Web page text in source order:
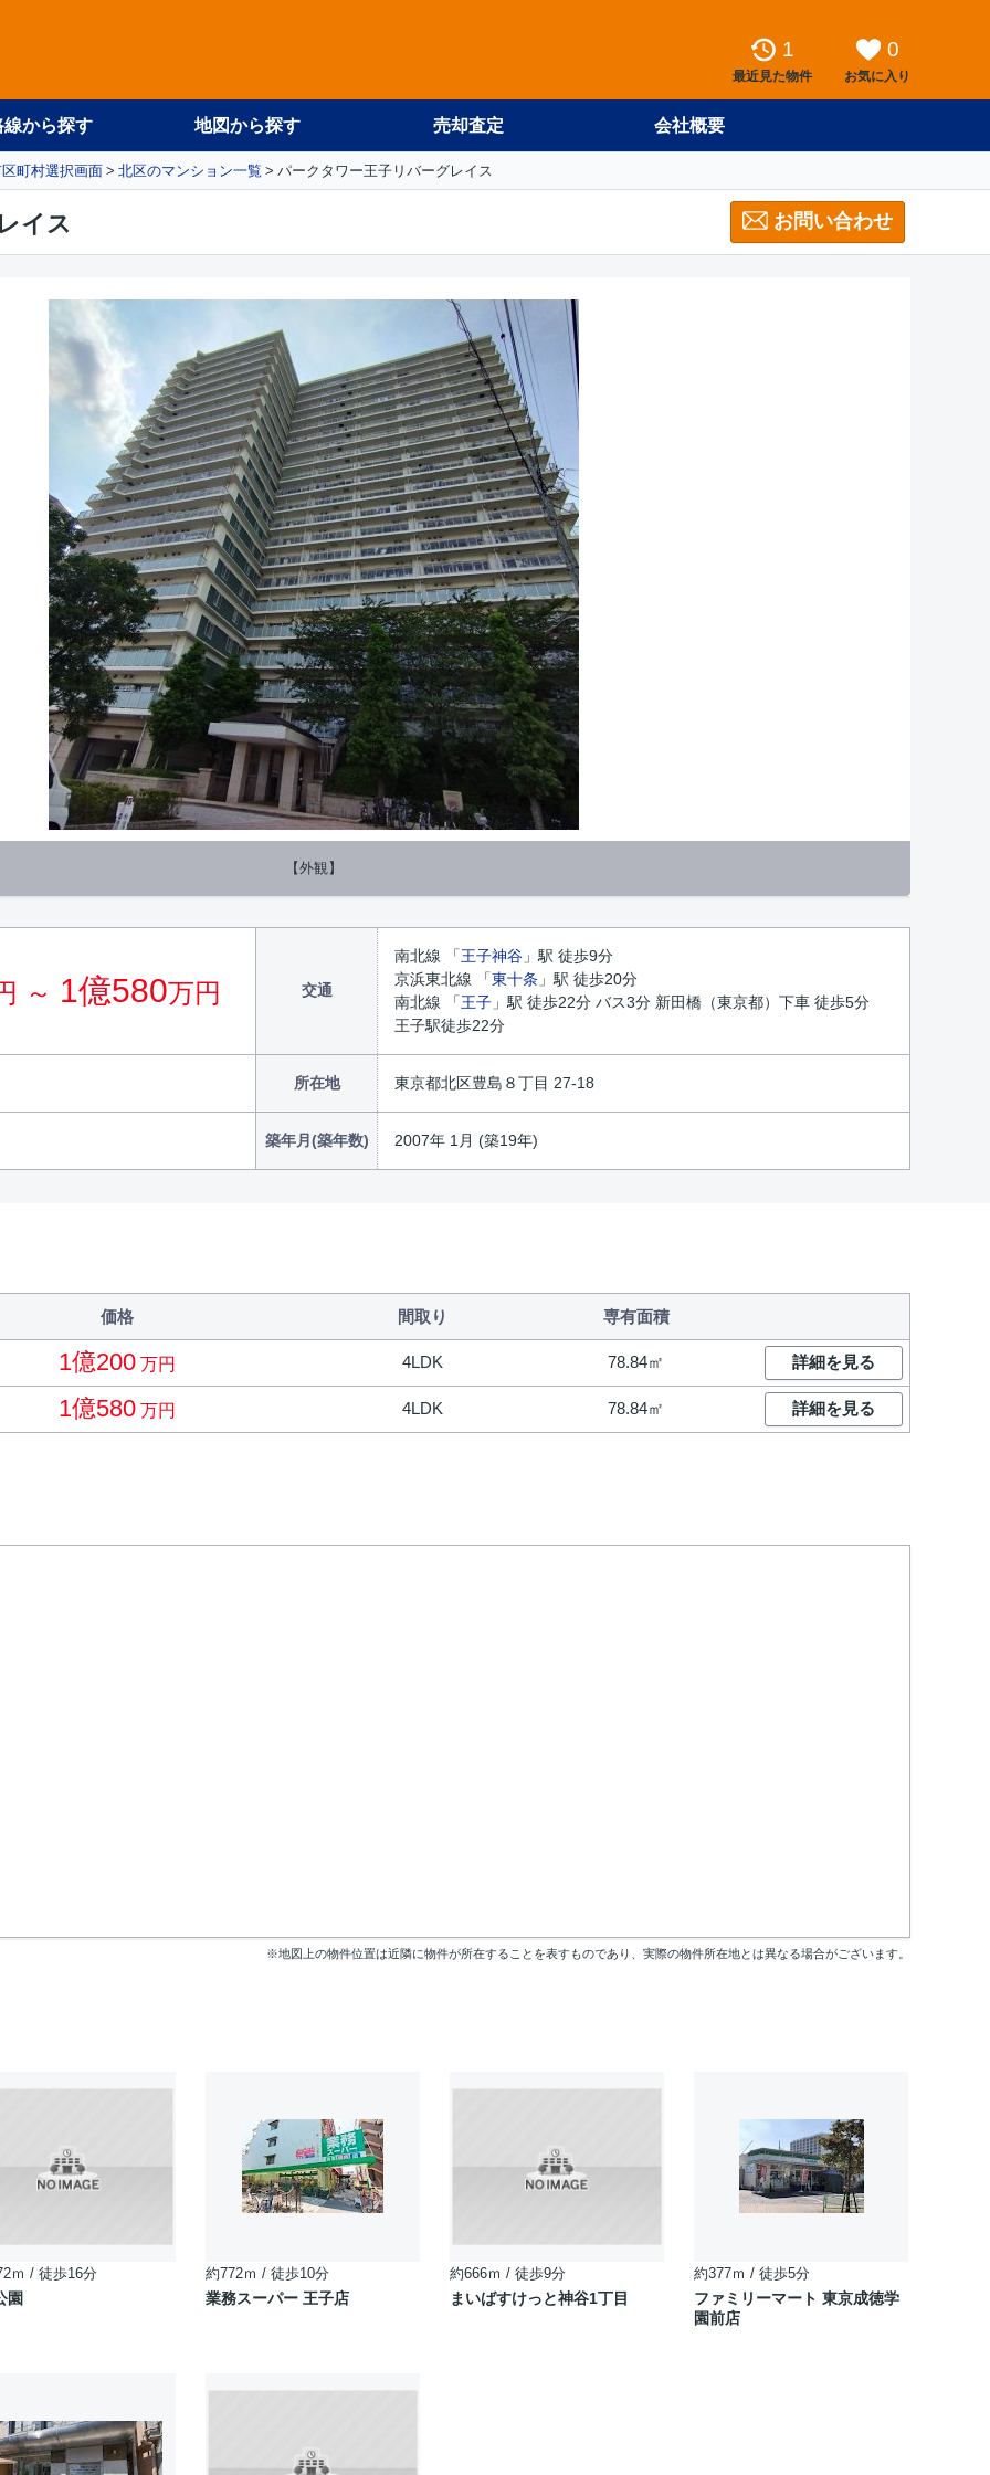
1
最近見た物件
0
お気に入り
線から探す 地図から探す 売却査定 会社概要
町村選択画面 北区のマンション一覧 パークタワー王子リバーグレイス
イス お問い合わせ
【外観】
～ 1億580万円 交通
南北線 「王子神谷 」駅 徒歩9分
京浜東北線 「東十条 」駅 徒歩20分
南北線 「王子 」駅 徒歩22分 バス3分 新田橋（東京都）下車 徒歩5分
王子駅徒歩22分
所在地 東京都北区豊島８丁目 27-18
築年月(築年数) 2007年 1月 (築19年)
価格 間取り 専有面積
1億200 万円 4LDK 78.84㎡ 詳細を見る
1億580 万円 4LDK 78.84㎡ 詳細を見る
※地図上の物件位置は近隣に物件が所在することを表すものであり、実際の物件所在地とは異なる場合がございます。
ｍ / 徒歩16分
園
約772ｍ / 徒歩10分
業務スーパー 王子店
約666ｍ / 徒歩9分
まいばすけっと神谷1丁目
約377ｍ / 徒歩5分
ファミリーマート 東京成徳学
園前店